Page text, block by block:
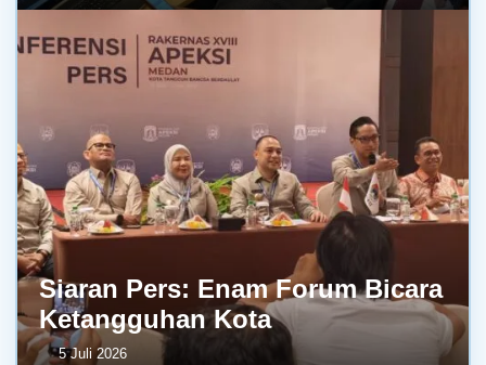
Siaran Pers: Enam Forum Bicara
Ketangguhan Kota
5 Juli 2026